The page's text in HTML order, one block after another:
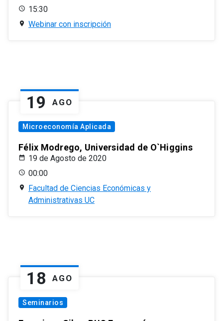
15:30
Webinar con inscripción
19 AGO
Microeconomía Aplicada
Félix Modrego, Universidad de O`Higgins
19 de Agosto de 2020
00:00
Facultad de Ciencias Económicas y
Administrativas UC
18 AGO
Seminarios